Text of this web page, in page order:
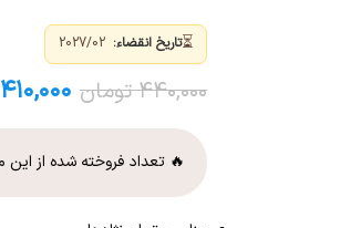
⏳تاریخ انقضاء:
۴۴۰,۰۰۰ تومان ۴۱۰,۰۰۰
🔥 تعداد فروخته شده از